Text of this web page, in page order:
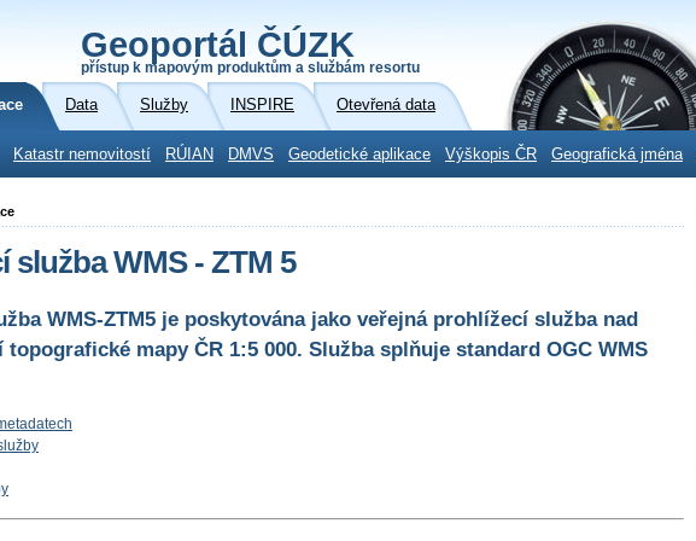
Geoportál ČÚZK
přístup k mapovým produktům a službám resortu
Data Služby INSPIRE Otevřená data
Katastr nemovitostí RÚIAN DMVS Geodetické aplikace Výškopis ČR Geografická jména
služba WMS - ZTM 5
WMS-ZTM5 je poskytována jako veřejná prohlížecí služba nad
topografické mapy ČR 1:5 000. Služba splňuje standard OGC WMS